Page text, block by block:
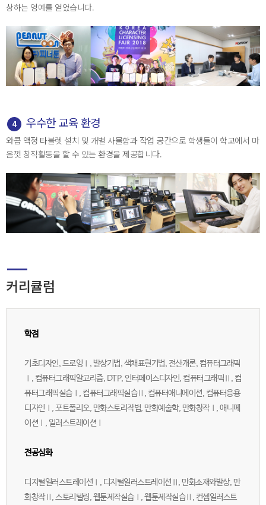
상하는 영예를 얻었습니다.
4 우수한 교육 환경
와콤 액정 타블렛 설치 및 개별 사물함과 작업 공간으로 학생들이 학교에서 마
음껏 창작활동을 할 수 있는 환경을 제공합니다.
커리큘럼
학점
기초디자인, 드로잉Ⅰ, 발상기법, 색채표현기법, 전산개론, 컴퓨터그래픽
Ⅰ, 컴퓨터그래픽알고리즘, DTP, 인터페이스디자인, 컴퓨터그래픽Ⅱ, 컴
퓨터그래픽실습Ⅰ, 컴퓨터그래픽실습Ⅱ, 컴퓨터애니메이션, 컴퓨터응용
디자인Ⅰ, 포트폴리오, 만화스토리작법, 만화예술학, 만화창작Ⅰ, 애니메
이션Ⅰ, 일러스트레이션Ⅰ
전공심화
디지털일러스트레이션Ⅰ, 디지털일러스트레이션Ⅱ, 만화소재와발상, 만
화창작Ⅱ, 스토리텔링, 웹툰제작실습Ⅰ, 웹툰제작실습Ⅱ, 컨셉일러스트